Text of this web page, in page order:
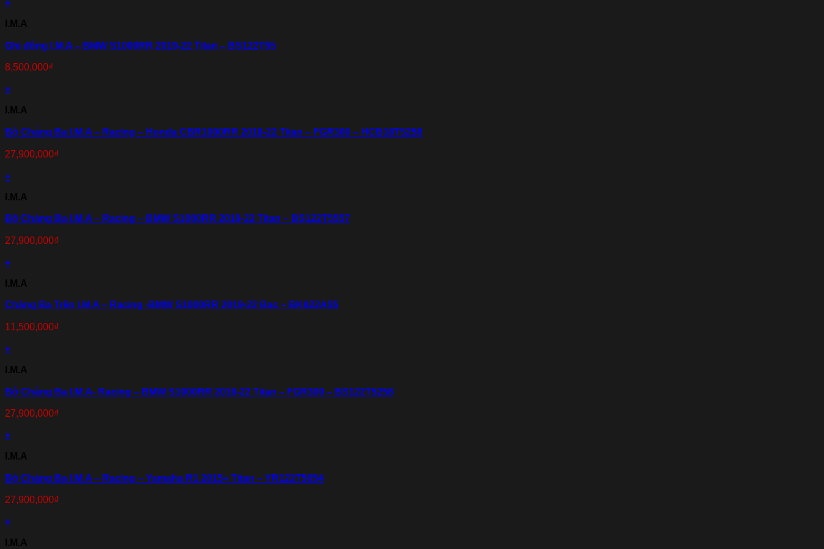
+
I.M.A
Ghi đông I.M.A – BMW S1000RR 2019-22 Titan – BS122T55
8,500,000₫
+
I.M.A
Bộ Chảng Ba I.M.A – Racing – Honda CBR1000RR 2018-22 Titan – FGR300 – HCB18T5258
27,900,000₫
+
I.M.A
Bộ Chảng Ba I.M.A – Racing – BMW S1000RR 2019-22 Titan – BS122T5557
27,900,000₫
+
I.M.A
Chảng Ba Trên I.M.A – Racing -BMW S1000RR 2019-22 Bạc – BK622A55
11,500,000₫
+
I.M.A
Bộ Chảng Ba I.M.A- Racing – BMW S1000RR 2019-22 Titan – FGR300 – BS122T5258
27,900,000₫
+
I.M.A
Bộ Chảng Ba I.M.A – Racing – Yamaha R1 2015+ Titan – YR122T5054
27,900,000₫
+
I.M.A